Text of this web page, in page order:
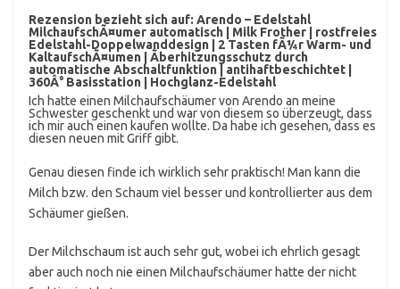
Rezension bezieht sich auf: Arendo – Edelstahl
MilchaufschÃ¤umer automatisch | Milk Frother | rostfreies
Edelstahl-Doppelwanddesign | 2 Tasten fÃ¼r Warm- und
KaltaufschÃ¤umen | Ãberhitzungsschutz durch
automatische Abschaltfunktion | antihaftbeschichtet |
360Â° Basisstation | Hochglanz-Edelstahl
Ich hatte einen Milchaufschäumer von Arendo an meine
Schwester geschenkt und war von diesem so überzeugt, dass
ich mir auch einen kaufen wollte. Da habe ich gesehen, dass es
diesen neuen mit Griff gibt.
Genau diesen finde ich wirklich sehr praktisch! Man kann die
Milch bzw. den Schaum viel besser und kontrollierter aus dem
Schäumer gießen.
Der Milchschaum ist auch sehr gut, wobei ich ehrlich gesagt
aber auch noch nie einen Milchaufschäumer hatte der nicht